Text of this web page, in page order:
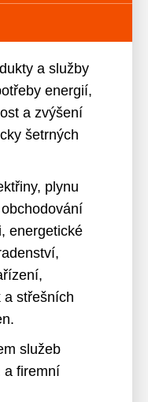
a služby
energií,
a zvýšení
šetrných
plynu
energetické
a střešních
služeb
a firemní